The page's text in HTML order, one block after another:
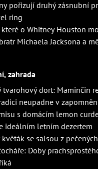
pořizují druhý zásnubní
ring
které o Whitney Houston
Michaela Jacksona a
zahrada
tvarohový dort: Maminčin
neupadne v
s domácím lemon
ideálním letním dezertem
květák se salsou z
Doby